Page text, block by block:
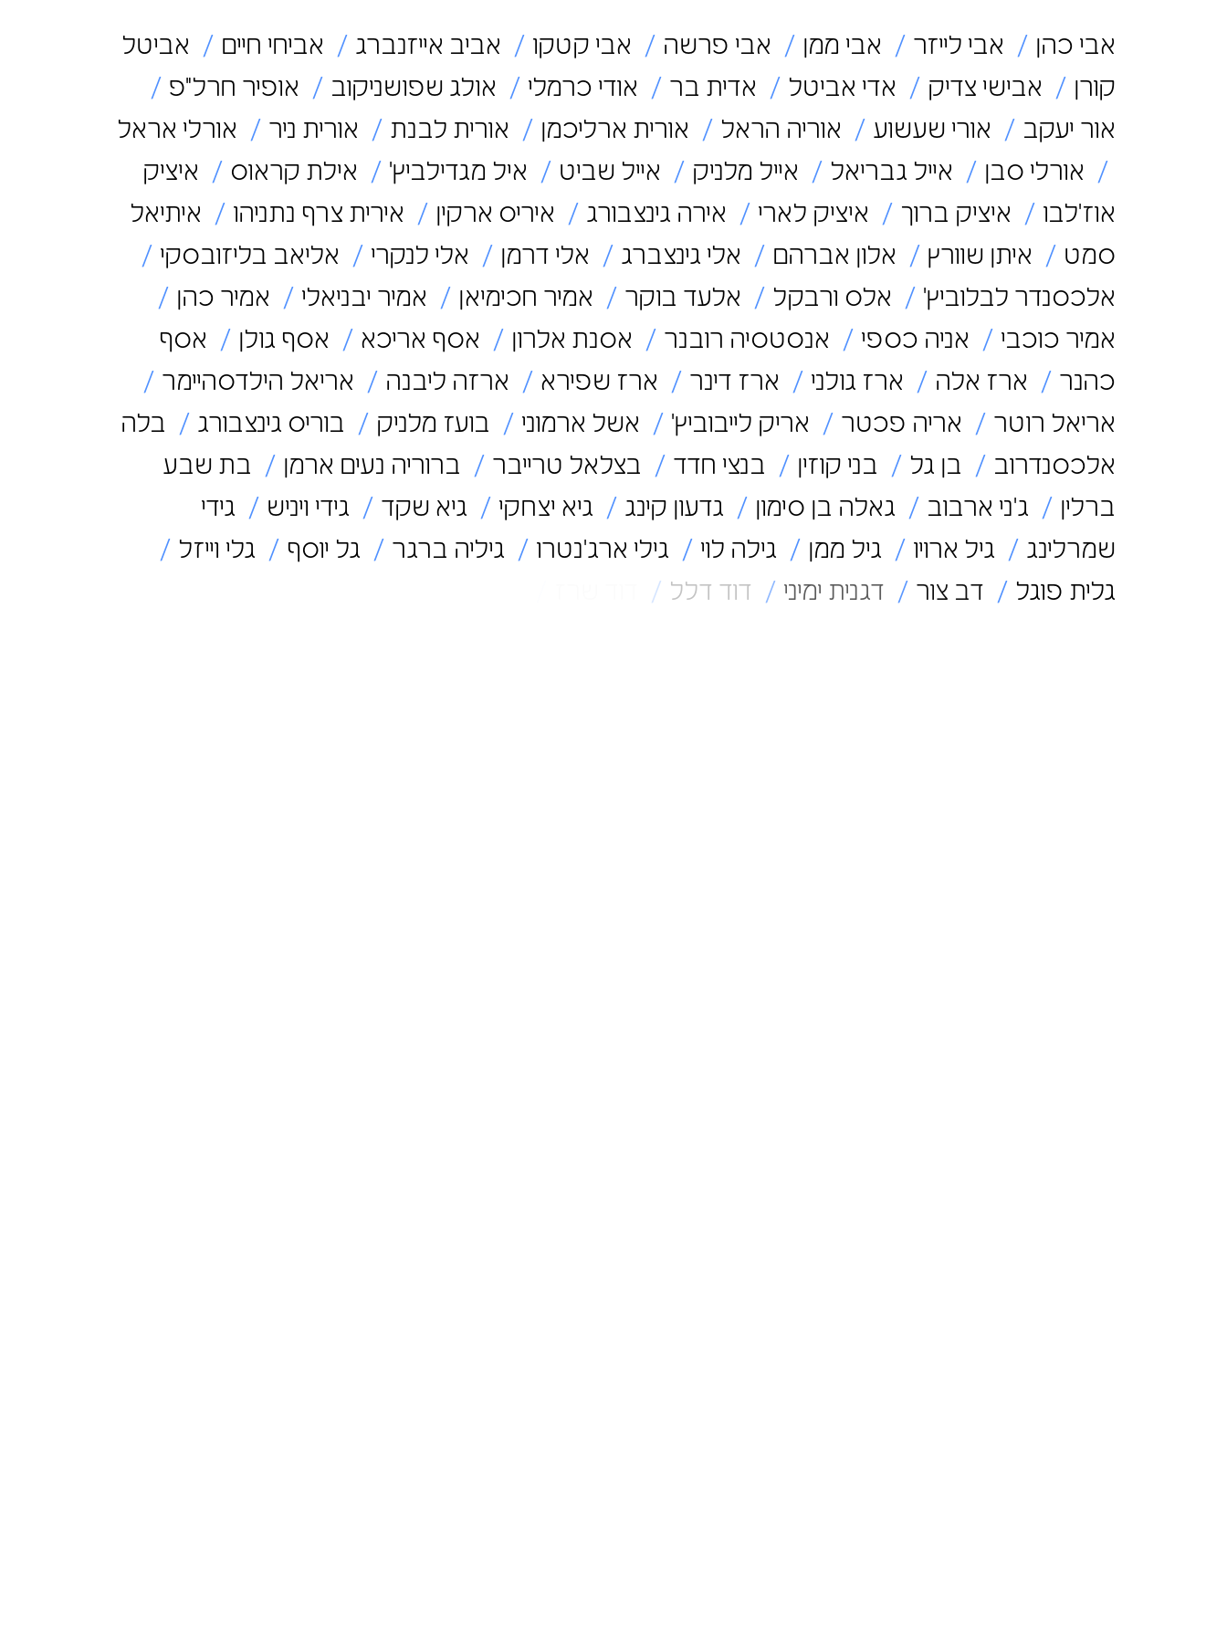
אבי כהן אבי לייזר אבי ממן אבי פרשה אבי קטקו אביב אייזנברג אביחי חיים
אביטל
קורן
אבישי צדיק אדי אביטל אדית בר אודי כרמלי אולג שפושניקוב
אופיר חרל"פ
אור יעקב
אורי שעשוע אוריה הראל אורית ארליכמן אורית לבנת אורית ניר
אורלי אראל
אורלי סבן
אייל גבריאל אייל מלניק אייל שביט איל מגדילביץ' אילת קראוס
איציק
אוז'לבו
איציק ברוך איציק לארי אירה גינצבורג איריס ארקין אירית צרף נתניהו
איתיאל
סמט
איתן שוורץ אלון אברהם אלי גינצברג אלי דרמן אלי לנקרי
אליאב בליזובסקי
אלכסנדר לבלוביץ'
אלס ורבקל אלעד בוקר אמיר חכימיאן אמיר יבניאלי
אמיר כהן
אמיר כוכבי
אניה כספי אנסטסיה רובנר אסנת אלרון אסף אריכא אסף גולן
אסף
כהנר
ארז אלה ארז גולני ארז דינר ארז שפירא ארזה ליבנה
אריאל הילדסהיימר
אריאל רוטר
אריה פכטר אריק לייבוביץ' אשל ארמוני בועז מלניק בוריס גינצבורג
בלה
אלכסנדרוב
בן גל בני קוזין בנצי חדד בצלאל טרייבר ברוריה נעים ארמן
בת שבע
ברלין
ג'ני ארבוב גאלה בן סימון גדעון קינג גיא יצחקי גיא שקד גידי ויניש
גידי
שמרלינג
גיל ארויו גיל ממן גילה לוי גילי ארג'נטרו גיליה ברגר גל יוסף
גלי וייזל
גלית פוגל
דב צור דגנית ימיני דוד דלל